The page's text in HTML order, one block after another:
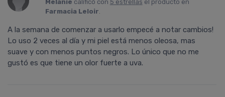
Melanie calificó con 5 estrellas el producto en
Farmacia Leloir.
A la semana de comenzar a usarlo empecé a notar cambios!
Lo uso 2 veces al día y mi piel está menos oleosa, mas
suave y con menos puntos negros. Lo único que no me
gustó es que tiene un olor fuerte a uva.